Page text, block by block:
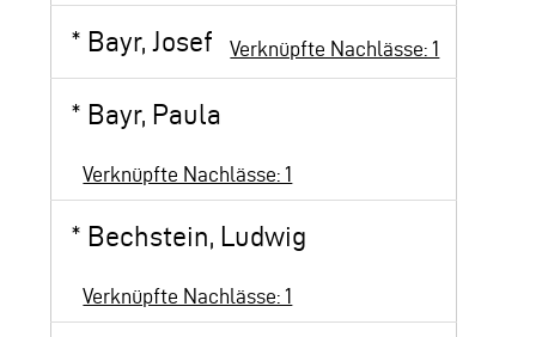
* Bayr, Josef Verknüpfte Nachlässe: 1
* Bayr, Paula
Verknüpfte Nachlässe: 1
* Bechstein, Ludwig
Verknüpfte Nachlässe: 1